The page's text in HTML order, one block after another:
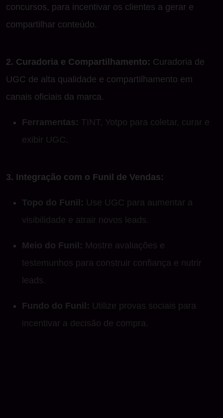
concursos, para incentivar os clientes a gerar e
compartilhar conteúdo.
2. Curadoria e Compartilhamento: Curadoria de
UGC de alta qualidade e compartilhamento em
canais oficiais da marca.
Ferramentas: TINT, Yotpo para coletar, curar e
exibir UGC.
3. Integração com o Funil de Vendas:
Topo do Funil: Use UGC para aumentar a
visibilidade e atrair novos leads.
Meio do Funil: Mostre avaliações e
testemunhos para construir confiança e nutrir
leads.
Fundo do Funil: Utilize provas sociais para
incentivar a decisão de compra.